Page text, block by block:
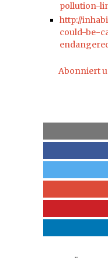
pollution-
http://
could-be-
Abonniert